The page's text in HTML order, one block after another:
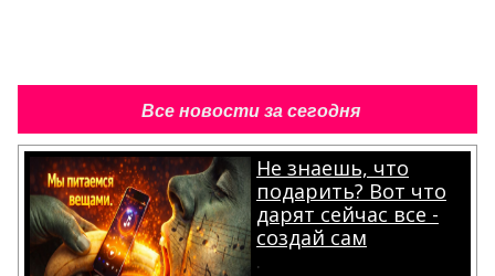
Все новости за сегодня
Не знаешь, что
подарить? Вот что
дарят сейчас все -
создай сам
.